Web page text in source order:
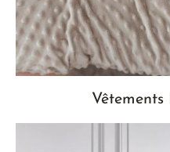
Vêtements